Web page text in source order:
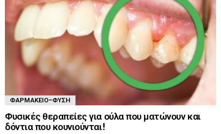
ΦΑΡΜΑΚΕΊΟ-ΦΎΣΗ
Φυσικές θεραπείες για ούλα που ματώνουν και
δόντια που κουνιούνται!